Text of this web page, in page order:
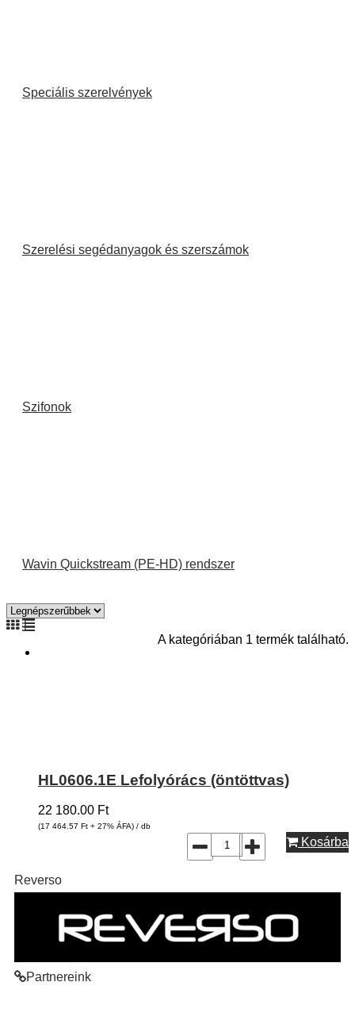
Speciális szerelvények
Szerelési segédanyagok és szerszámok
Szifonok
Wavin Quickstream (PE-HD) rendszer
A kategóriában 1 termék található.
HL0606.1E Lefolyórács (öntöttvas)
22 180.00 Ft
(17 464.57 Ft + 27% ÁFA) / db
Kosárba
Reverso
Partnereink